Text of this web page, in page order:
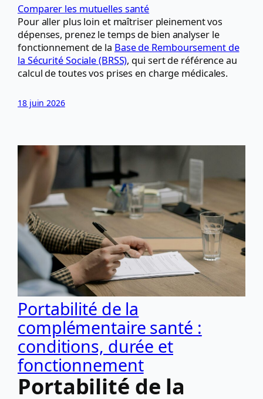
Comparer les mutuelles santé
Pour aller plus loin et maîtriser pleinement vos
dépenses, prenez le temps de bien analyser le
fonctionnement de la Base de Remboursement de
la Sécurité Sociale (BRSS), qui sert de référence au
calcul de toutes vos prises en charge médicales.
18 juin 2026
Portabilité de la
complémentaire santé :
conditions, durée et
fonctionnement
Portabilité de la